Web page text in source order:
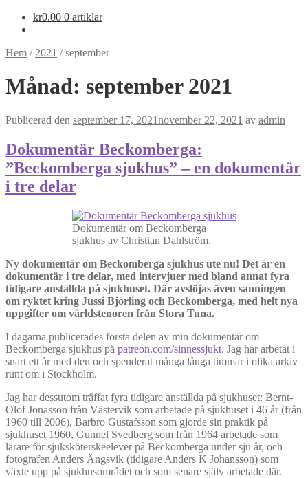
kr0.00 0 artiklar
Hem / 2021 /september
Månad: september 2021
Publicerad den september 17, 2021november 22, 2021 av admin
Dokumentär Beckomberga:
”Beckomberga sjukhus” – en dokumentär
i tre delar
Dokumentär om Beckomberga
sjukhus av Christian Dahlström.
Ny dokumentär om Beckomberga sjukhus ute nu! Det är en
dokumentär i tre delar, med intervjuer med bland annat fyra
tidigare anställda på sjukhuset. Där avslöjas även sanningen
om ryktet kring Jussi Björling och Beckomberga, med helt nya
uppgifter om världstenoren från Stora Tuna.
I dagarna publicerades första delen av min dokumentär om
Beckomberga sjukhus på patreon.com/sinnessjukt. Jag har arbetat i
snart ett år med den och spenderat många långa timmar i olika arkiv
runt om i Stockholm.
Jag har dessutom träffat fyra tidigare anställda på sjukhuset: Bernt-
Olof Jonasson från Västervik som arbetade på sjukhuset i 46 år (från
1960 till 2006), Barbro Gustafsson som gjorde sin praktik på
sjukhuset 1960, Gunnel Svedberg som från 1964 arbetade som
lärare för sjuksköterskeelever på Beckomberga under sju år, och
fotografen Anders Ängsvik (tidigare Anders K Johansson) som
växte upp på sjukhusområdet och som senare själv arbetade där.